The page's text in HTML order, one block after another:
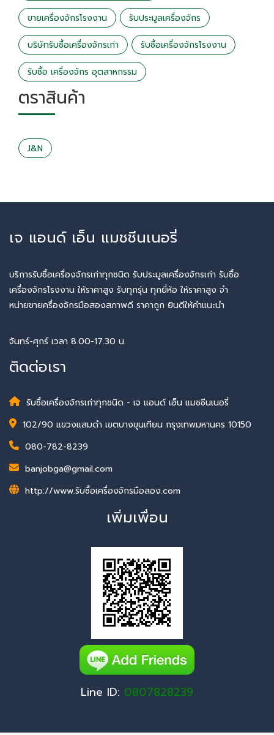
ขายเครื่องจักรโรงงาน รับประมูลเครื่องจักร
บริษัทรับซื้อเครื่องจักรเก่า รับซื้อเครื่องจักรโรงงาน
รับซื้อ เครื่องจักร อุตสาหกรรม
ตราสินค้า
J&N
เจ แอนด์ เอ็น แมชชีนเนอรี่
บริการรับซื้อเครื่องจักรเก่าทุกชนิด รับประมูลเครื่องจักรเก่า รับซื้อ
เครื่องจักรโรงงาน ให้ราคาสูง รับทุกรุ่น ทุกยี่ห้อ ให้ราคาสูง จำ
หน่ายขายครื่องจักรมือสองสภาพดี ราคาถูก ยินดีให้คำแนะนำ
จันทร์-ศุกร์ เวลา 8.00-17.30 น.
ติดต่อเรา
รับซื้อเครื่องจักรเก่าทุกชนิด - เจ แอนด์ เอ็น แมชชีนเนอรี่
102/90 แขวงแสมดำ เขตบางขุนเทียน กรุงเทพมหานคร 10150
080-782-8239
banjobga@gmail.com
http://www.รับซื้อเครื่องจักรมือสอง.com
เพิ่มเพื่อน
Line ID: 0807828239